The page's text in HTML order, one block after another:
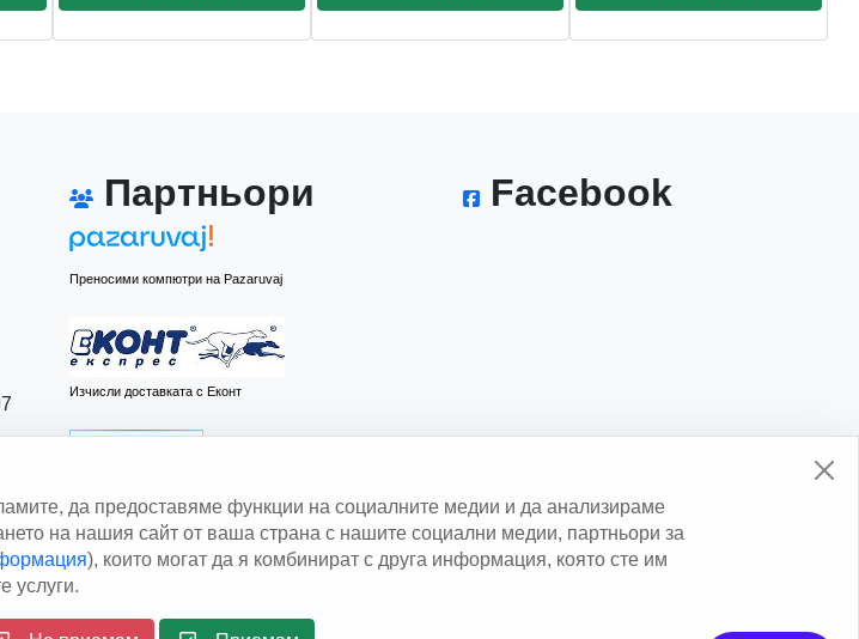
Партньори
Преносими компютри на Pazaruvaj
Изчисли доставката с Еконт
Изчисли доставката със Спиди
Facebook
да предоставяме функции на социалните медии и да анализираме
на нашия сайт от ваша страна с нашите социални медии, партньори за
), които могат да я комбинират с друга информация, която сте им
услуги.
ООДAuthor EAA. All rights reserved.